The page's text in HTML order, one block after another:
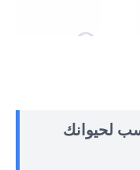
لحيوانك